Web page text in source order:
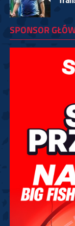
SPONSOR